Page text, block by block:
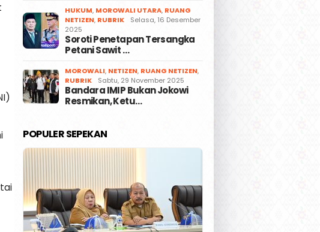
HUKUM, MOROWALI UTARA, RUANG
NETIZEN, RUBRIK
Selasa, 16 Desember
2025
Soroti Penetapan Tersangka
Petani Sawit …
MOROWALI, NETIZEN, RUANG NETIZEN,
RUBRIK
Sabtu, 29 November 2025
Bandara IMIP Bukan Jokowi
Resmikan, Ketu…
POPULER SEPEKAN